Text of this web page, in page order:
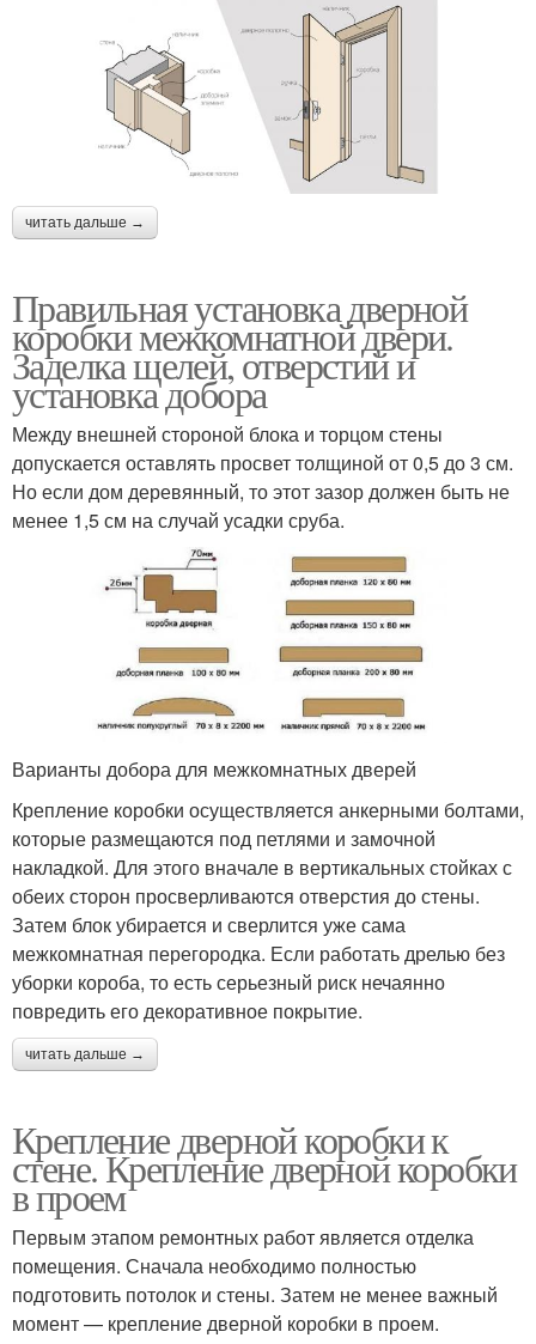
читать дальше →
Правильная установка дверной
коробки межкомнатной двери.
Заделка щелей, отверстий и
установка добора
Между внешней стороной блока и торцом стены
допускается оставлять просвет толщиной от 0,5 до 3 см.
Но если дом деревянный, то этот зазор должен быть не
менее 1,5 см на случай усадки сруба.
Варианты добора для межкомнатных дверей
Крепление коробки осуществляется анкерными болтами,
которые размещаются под петлями и замочной
накладкой. Для этого вначале в вертикальных стойках с
обеих сторон просверливаются отверстия до стены.
Затем блок убирается и сверлится уже сама
межкомнатная перегородка. Если работать дрелью без
уборки короба, то есть серьезный риск нечаянно
повредить его декоративное покрытие.
читать дальше →
Крепление дверной коробки к
стене. Крепление дверной коробки
в проем
Первым этапом ремонтных работ является отделка
помещения. Сначала необходимо полностью
подготовить потолок и стены. Затем не менее важный
момент — крепление дверной коробки в проем.